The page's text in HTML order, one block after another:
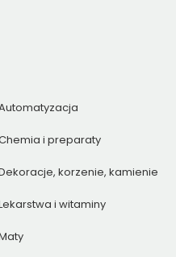
i preparaty
korzenie, kamienie
i witaminy